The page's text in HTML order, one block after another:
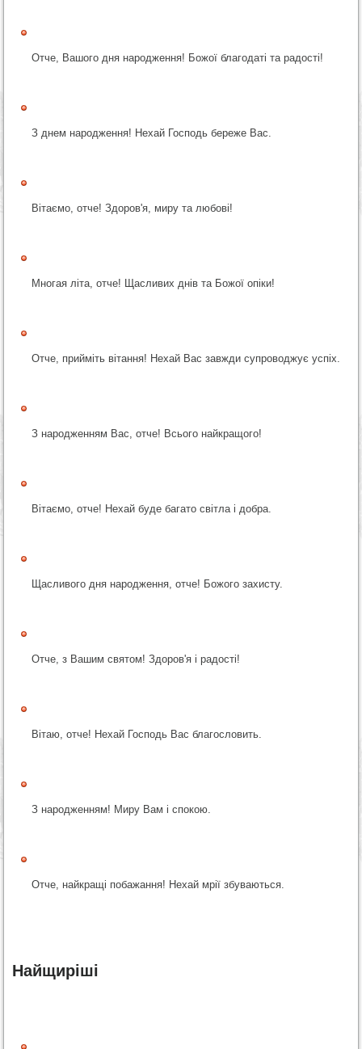
Отче, Вашого дня народження! Божої благодаті та радості!
З днем народження! Нехай Господь береже Вас.
Вітаємо, отче! Здоров'я, миру та любові!
Многая літа, отче! Щасливих днів та Божої опіки!
Отче, прийміть вітання! Нехай Вас завжди супроводжує успіх.
З народженням Вас, отче! Всього найкращого!
Вітаємо, отче! Нехай буде багато світла і добра.
Щасливого дня народження, отче! Божого захисту.
Отче, з Вашим святом! Здоров'я і радості!
Вітаю, отче! Нехай Господь Вас благословить.
З народженням! Миру Вам і спокою.
Отче, найкращі побажання! Нехай мрії збуваються.
Найщиріші